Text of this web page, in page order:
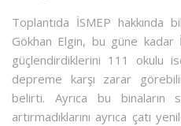
Toplantıda İSMEP hakkında
Gökhan Elgin, bu güne
güçlendirdiklerini 111 okulu
depreme karşı zarar
belirti. Ayrıca bu binaların
artırmadıklarını ayrıca çatı